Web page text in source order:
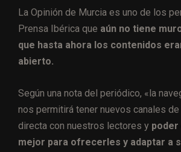
La Opinión de Murcia es uno de los
Prensa Ibérica que aún no tiene
que hasta ahora los contenidos
abierto.
Según una nota del periódico, «la
nos permitirá tener nuevos canales
directa con nuestros lectores y
mejor para ofrecerles y adaptar a